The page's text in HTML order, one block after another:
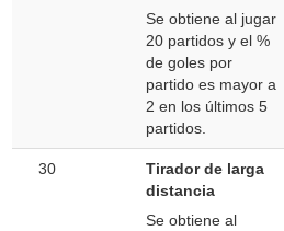
Se obtiene al jugar
20 partidos y el %
de goles por
partido es mayor a
2 en los últimos 5
partidos.
30
Tirador de larga
distancia
Se obtiene al